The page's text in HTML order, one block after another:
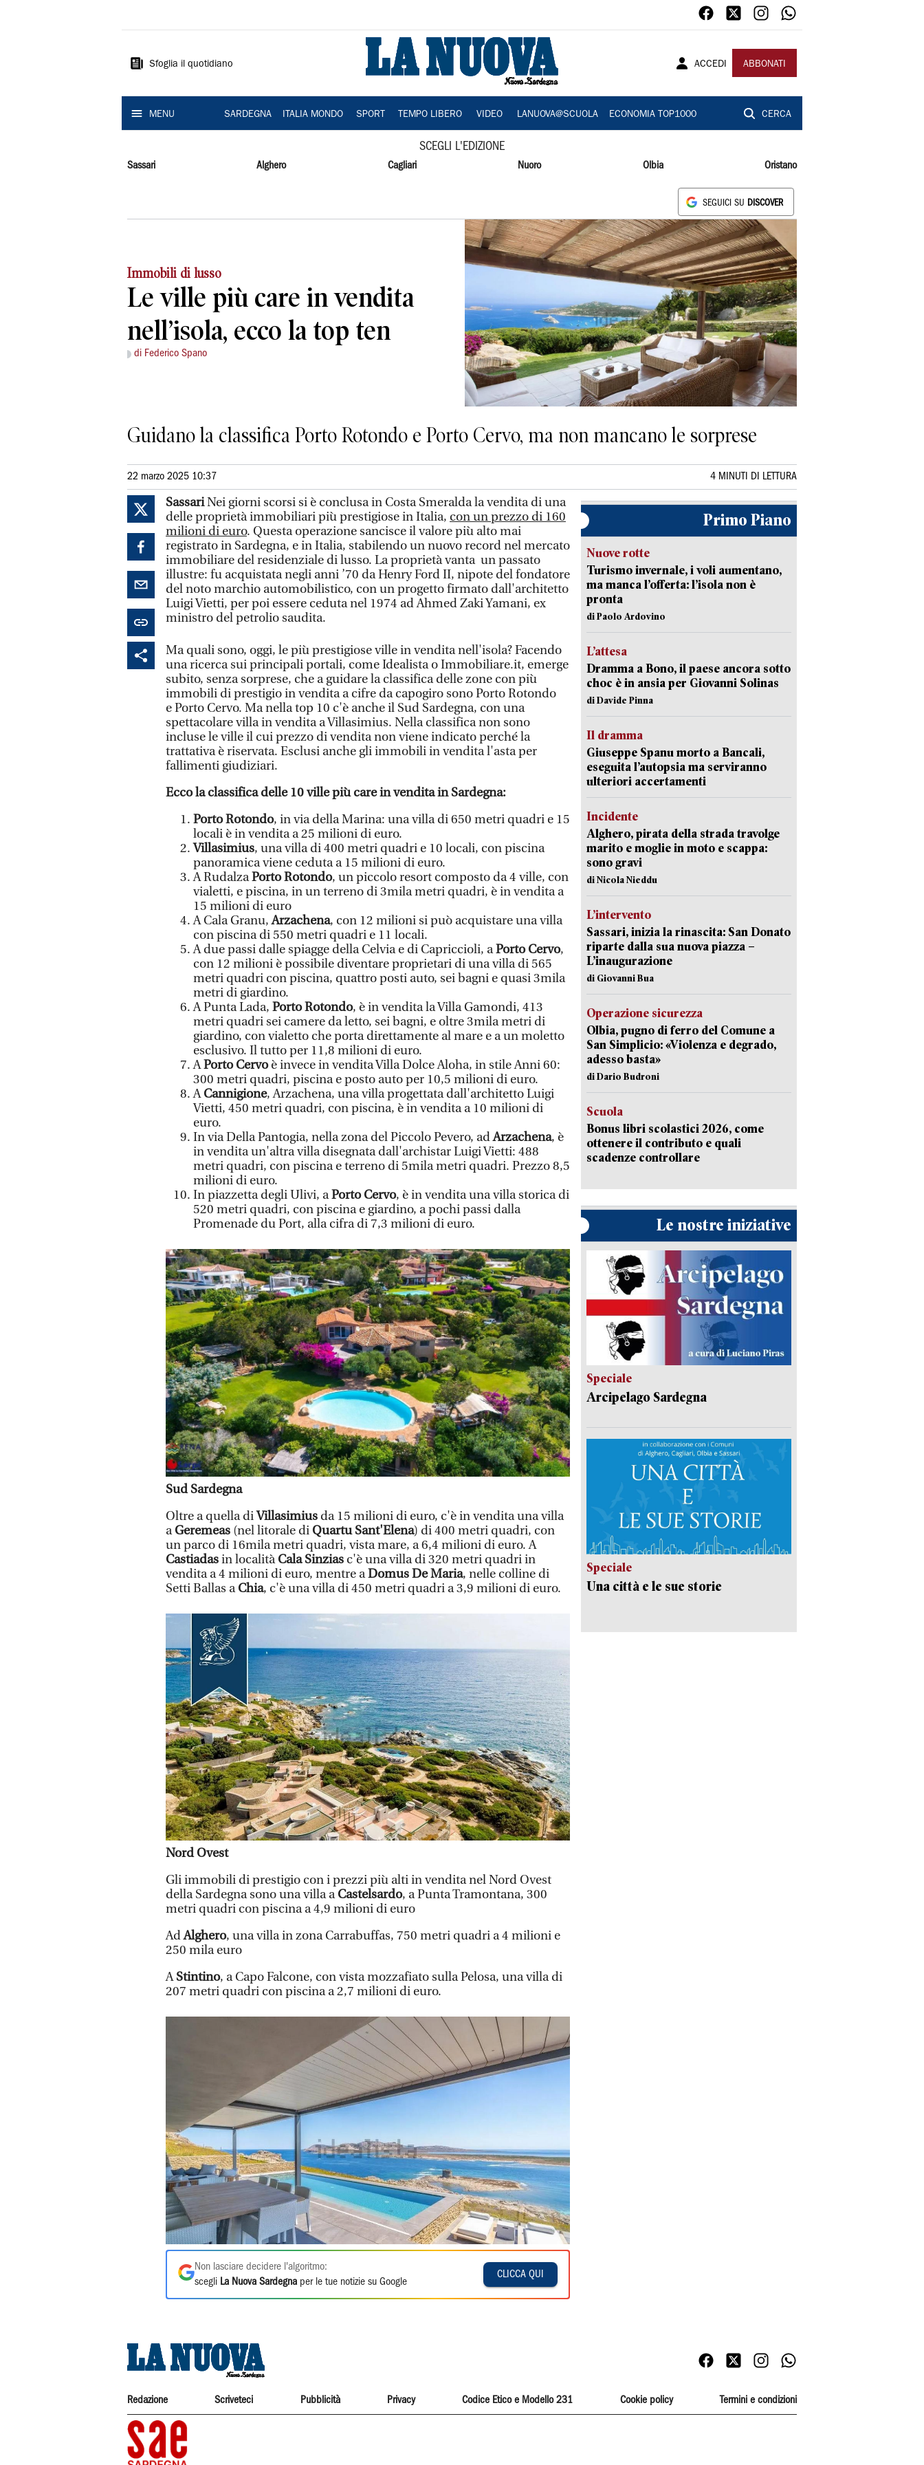
Sardegna
Sfoglia il quotidiano ACCEDI ABBONATI
MENU SARDEGNA ITALIA MONDO SPORT TEMPO LIBERO VIDEO LANUOVA@SCUOLA ECONOMIA TOP1000 CERCA
SCEGLI L'EDIZIONE
Sassari Alghero Cagliari Nuoro Olbia Oristano
SEGUICI SU DISCOVER
Immobili di lusso
Le ville più care in vendita
nell’isola, ecco la top ten
di Federico Spano
Guidano la classifica Porto Rotondo e Porto Cervo, ma non mancano le sorprese
22 marzo 2025 10:37 4 MINUTI DI LETTURA
SassariNei giorni scorsi si è conclusa in Costa Smeralda la vendita di una
delle proprietà immobiliari più prestigiose in Italia, con un prezzo di 160
milioni di euro. Questa operazione sancisce il valore più alto mai
registrato in Sardegna, e in Italia, stabilendo un nuovo record nel mercato
immobiliare del residenziale di lusso. La proprietà vanta un passato
illustre: fu acquistata negli anni ’70 da Henry Ford II, nipote del fondatore
del noto marchio automobilistico, con un progetto firmato dall'architetto
Luigi Vietti, per poi essere ceduta nel 1974 ad Ahmed Zaki Yamani, ex
ministro del petrolio saudita.
Ma quali sono, oggi, le più prestigiose ville in vendita nell'isola? Facendo
una ricerca sui principali portali, come Idealista o Immobiliare.it, emerge
subito, senza sorprese, che a guidare la classifica delle zone con più
immobili di prestigio in vendita a cifre da capogiro sono Porto Rotondo
e Porto Cervo. Ma nella top 10 c'è anche il Sud Sardegna, con una
spettacolare villa in vendita a Villasimius. Nella classifica non sono
incluse le ville il cui prezzo di vendita non viene indicato perché la
trattativa è riservata. Esclusi anche gli immobili in vendita l'asta per
fallimenti giudiziari.
Ecco la classifica delle 10 ville più care in vendita in Sardegna:
Porto Rotondo, in via della Marina: una villa di 650 metri quadri e 15
locali è in vendita a 25 milioni di euro.
Villasimius, una villa di 400 metri quadri e 10 locali, con piscina
panoramica viene ceduta a 15 milioni di euro.
A RudalzaPorto Rotondo, un piccolo resort composto da 4 ville, con
vialetti, e piscina, in un terreno di 3mila metri quadri, è in vendita a
15 milioni di euro
A Cala Granu,Arzachena, con 12 milioni si può acquistare una villa
con piscina di 550 metri quadri e 11 locali.
A due passi dalle spiagge della Celvia e di Capriccioli, aPorto Cervo,
con 12 milioni è possibile diventare proprietari di una villa di 565
metri quadri con piscina, quattro posti auto, sei bagni e quasi 3mila
metri di giardino.
A Punta Lada, Porto Rotondo, è in vendita la Villa Gamondi, 413
metri quadri sei camere da letto, sei bagni, e oltre 3mila metri di
giardino, con vialetto che porta direttamente al mare e a un moletto
esclusivo. Il tutto per 11,8 milioni di euro.
APorto Cervoè invece in vendita Villa Dolce Aloha, in stile Anni 60:
300 metri quadri, piscina e posto auto per 10,5 milioni di euro.
ACannigione, Arzachena, una villa progettata dall'architetto Luigi
Vietti, 450 metri quadri, con piscina, è in vendita a 10 milioni di
euro.
In via Della Pantogia, nella zona del Piccolo Pevero, adArzachena, è
in vendita un'altra villa disegnata dall'archistar Luigi Vietti: 488
metri quadri, con piscina e terreno di 5mila metri quadri. Prezzo 8,5
milioni di euro.
In piazzetta degli Ulivi, aPorto Cervo, è in vendita una villa storica di
520 metri quadri, con piscina e giardino, a pochi passi dalla
Promenade du Port, alla cifra di 7,3 milioni di euro.
Sud Sardegna
Oltre a quella diVillasimius da 15 milioni di euro, c'è in vendita una villa
aGeremeas (nel litorale di Quartu Sant'Elena) di 400 metri quadri, con
un parco di 16mila metri quadri, vista mare, a 6,4 milioni di euro. A
Castiadasin localitàCala Sinzias c'è una villa di 320 metri quadri in
vendita a 4 milioni di euro, mentre aDomus De Maria, nelle colline di
Setti Ballas aChia, c'è una villa di 450 metri quadri a 3,9 milioni di euro.
Nord Ovest
Gli immobili di prestigio con i prezzi più alti in vendita nel Nord Ovest
della Sardegna sono una villa aCastelsardo, a Punta Tramontana, 300
metri quadri con piscina a 4,9 milioni di euro
AdAlghero, una villa in zona Carrabuffas, 750 metri quadri a 4 milioni e
250 mila euro
AStintino, a Capo Falcone, con vista mozzafiato sulla Pelosa, una villa di
207 metri quadri con piscina a 2,7 milioni di euro.
Non lasciare decidere l'algoritmo:
scegli La Nuova Sardegna per le tue notizie su Google
CLICCA QUI
Primo Piano
Nuove rotte
Turismo invernale, i voli aumentano,
ma manca l’offerta: l’isola non è
pronta
di Paolo Ardovino
L’attesa
Dramma a Bono, il paese ancora sotto
choc è in ansia per Giovanni Solinas
di Davide Pinna
Il dramma
Giuseppe Spanu morto a Bancali,
eseguita l’autopsia ma serviranno
ulteriori accertamenti
Incidente
Alghero, pirata della strada travolge
marito e moglie in moto e scappa:
sono gravi
di Nicola Nieddu
L’intervento
Sassari, inizia la rinascita: San Donato
riparte dalla sua nuova piazza –
L’inaugurazione
di Giovanni Bua
Operazione sicurezza
Olbia, pugno di ferro del Comune a
San Simplicio: «Violenza e degrado,
adesso basta»
di Dario Budroni
Scuola
Bonus libri scolastici 2026, come
ottenere il contributo e quali
scadenze controllare
Le nostre iniziative
Speciale
Arcipelago Sardegna
Speciale
Una città e le sue storie
Redazione Scriveteci Pubblicità Privacy Codice Etico e Modello 231 Cookie policy Termini e condizioni